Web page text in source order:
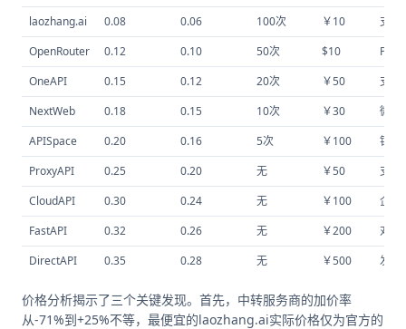
laozhang.ai
0.08 0.06 100次 ￥10
支付
OpenRouter
0.12 0.10 50次 $10
OneAPI
0.15 0.12 20次 ￥50
支付
NextWeb
0.18 0.15 10次 ￥30
微信
APISpace
0.20 0.16 5次 ￥100
银联
ProxyAPI
0.25 0.20 无 ￥50
支付
CloudAPI
0.30 0.24 无 ￥100
企业
FastAPI
0.32 0.26 无 ￥200
对公
DirectAPI
0.35 0.28 无 ￥500 发票
价格分析揭示了三个关键发现。首先，中转服务商的加价率
从-71%到+25%不等，最便宜的laozhang.ai实际价格仅为官方的